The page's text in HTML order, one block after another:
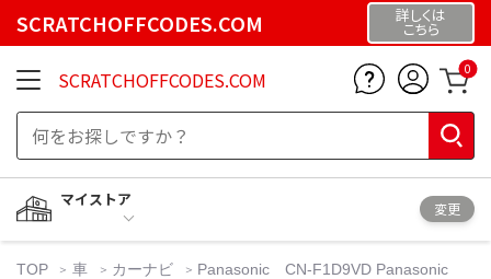
SCRATCHOFFCODES.COM 詳しくは
こちら
SCRATCHOFFCODES.COM 0
マイストア
変更
TOP 車 カーナビ
Panasonic CN-F1D9VD Panasonic